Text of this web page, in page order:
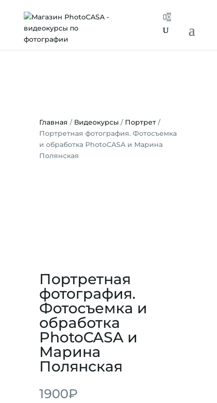
0
Главная / Видеокурсы / Портрет/
Портретная фотография. Фотосъемка
и обработка PhotoCASA и Марина
Полянская
Портретная
фотография.
Фотосъемка и
обработка
PhotoCASA и
Марина
Полянская
1900₽